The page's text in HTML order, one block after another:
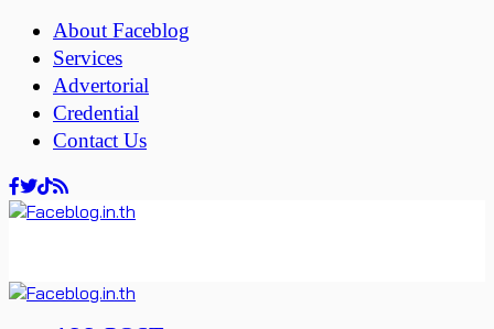
About Faceblog
Services
Advertorial
Credential
Contact Us